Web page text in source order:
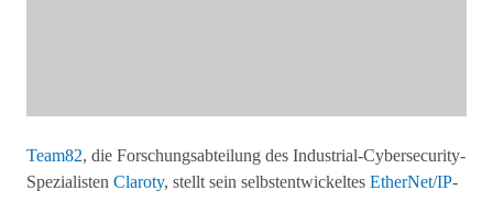
Team82, die Forschungsabteilung des Industrial-Cybersecurity-
Spezialisten Claroty, stellt sein selbstentwickeltes EtherNet/IP-